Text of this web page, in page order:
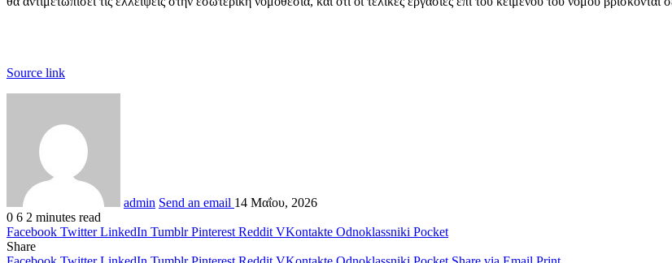
Source link
admin Send an email 14 Μαΐου, 2026
0 6 2 minutes read
Facebook Twitter LinkedIn Tumblr Pinterest Reddit VKontakte Odnoklassniki Pocket
Share